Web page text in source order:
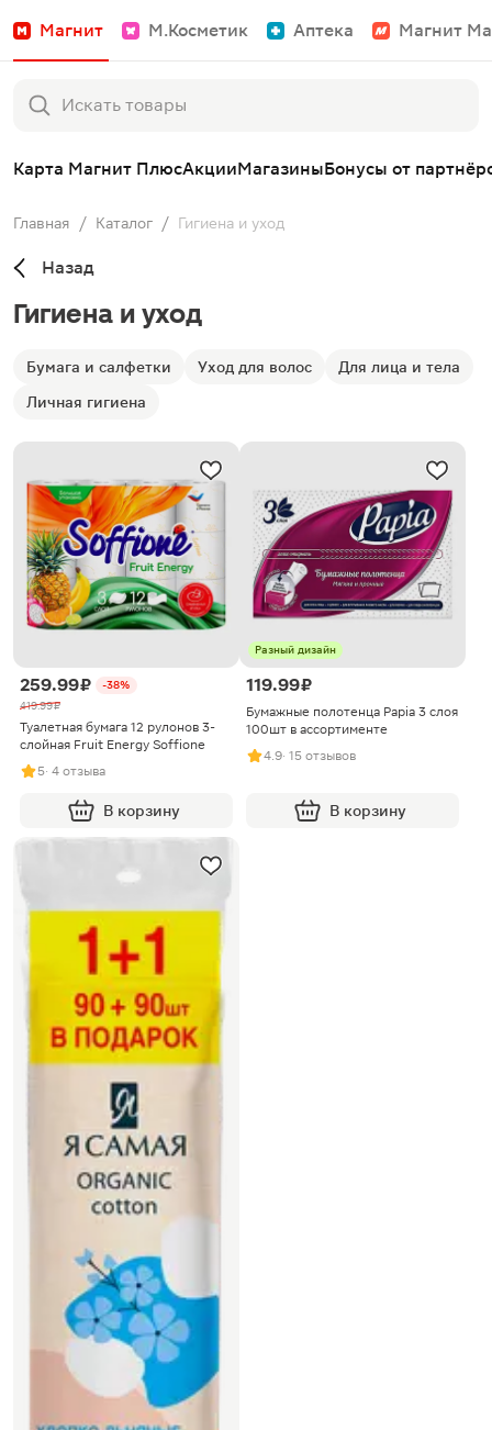
Магнит М.Косметик Аптека Магнит
Карта Магнит ПлюсАкцииМагазиныБонусы от
Главная / Каталог / Гигиена и уход
Назад
Гигиена и уход
Бумага и салфетки Уход для волос
Для лица и тела
Личная гигиена
259.99 ₽
-38%
419.99 ₽
Туалетная бумага 12 рулонов 3-
слойная Fruit Energy Soffione
5· 4 отзыва
В корзину
Разный дизайн
119.99 ₽
Бумажные полотенца Papia 3 слоя
100шт в ассортименте
4.9· 15 отзывов
В корзину